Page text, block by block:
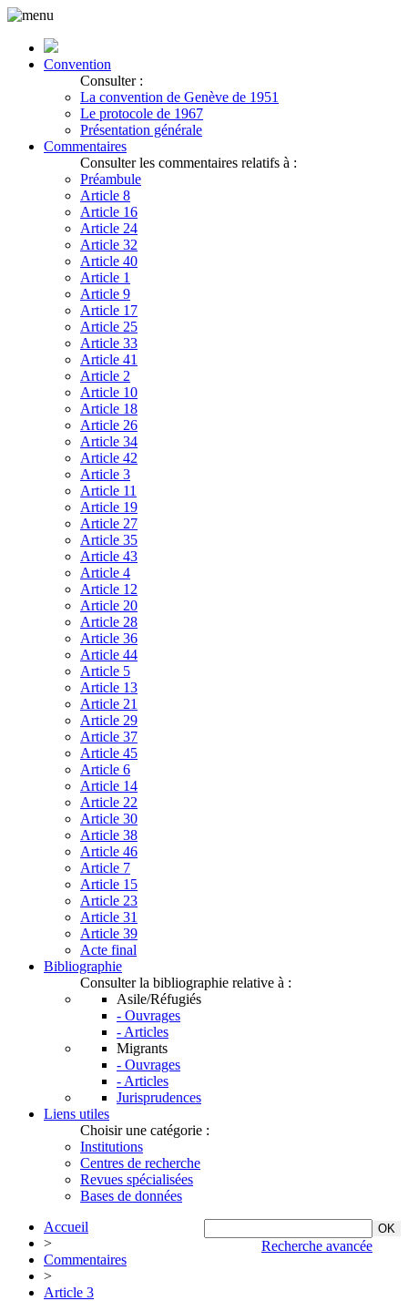
Convention
Consulter :
La convention de Genève de 1951
Le protocole de 1967
Présentation générale
Commentaires
Consulter les commentaires relatifs à :
Préambule
Article 8
Article 16
Article 24
Article 32
Article 40
Article 1
Article 9
Article 17
Article 25
Article 33
Article 41
Article 2
Article 10
Article 18
Article 26
Article 34
Article 42
Article 3
Article 11
Article 19
Article 27
Article 35
Article 43
Article 4
Article 12
Article 20
Article 28
Article 36
Article 44
Article 5
Article 13
Article 21
Article 29
Article 37
Article 45
Article 6
Article 14
Article 22
Article 30
Article 38
Article 46
Article 7
Article 15
Article 23
Article 31
Article 39
Acte final
Bibliographie
Consulter la bibliographie relative à :
Asile/Réfugiés
- Ouvrages
- Articles
Migrants
- Ouvrages
- Articles
Jurisprudences
Liens utiles
Choisir une catégorie :
Institutions
Centres de recherche
Revues spécialisées
Bases de données
Recherche avancée
Accueil
>
Commentaires
>
Article 3